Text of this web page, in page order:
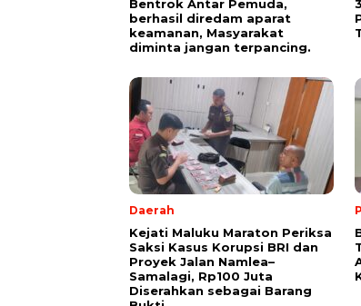
Bentrok Antar Pemuda,
berhasil diredam aparat
keamanan, Masyarakat
diminta jangan terpancing.
Daerah
Kejati Maluku Maraton Periksa
Saksi Kasus Korupsi BRI dan
Proyek Jalan Namlea–
Samalagi, Rp100 Juta
Diserahkan sebagai Barang